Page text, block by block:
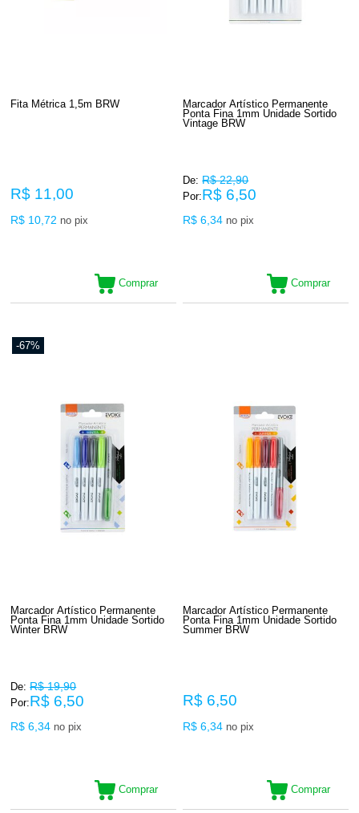
Fita Métrica 1,5m BRW
R$ 11,00
R$ 10,72 no pix
Comprar
Marcador Artístico Permanente
Ponta Fina 1mm Unidade Sortido
Vintage BRW
De: R$ 22,90
Por:R$ 6,50
R$ 6,34 no pix
Comprar
-67%
Marcador Artístico Permanente
Ponta Fina 1mm Unidade Sortido
Winter BRW
De: R$ 19,90
Por:R$ 6,50
R$ 6,34 no pix
Comprar
Marcador Artístico Permanente
Ponta Fina 1mm Unidade Sortido
Summer BRW
R$ 6,50
R$ 6,34 no pix
Comprar